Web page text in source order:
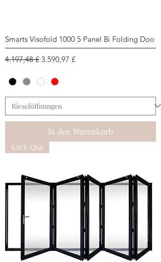
Smarts Visofold 1000 5 Panel Bi Folding Doo
Standardpreis
4.197,48 £ Sale-Preis
3.590,97 £
In den Warenkorb
SAVE £818